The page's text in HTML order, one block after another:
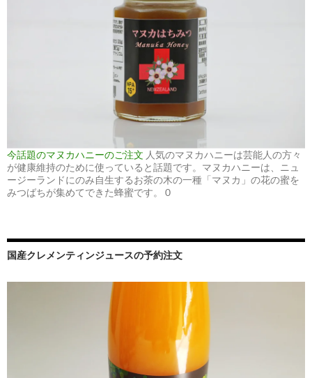
今話題のマヌカハニーのご注文 人気のマヌカハニーは芸能人の方々
が健康維持のために使っていると話題です。マヌカハニーは、ニュ
ージーランドにのみ自生するお茶の木の一種「マヌカ」の花の蜜を
みつばちが集めてできた蜂蜜です。 0
国産クレメンティンジュースの予約注文